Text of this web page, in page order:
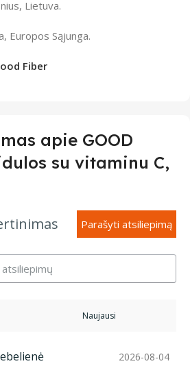
Lietuva.
Europos Sąjunga.
Fiber
apie GOOD
su vitaminu C,
Parašyti atsiliepimą
2026-08-04